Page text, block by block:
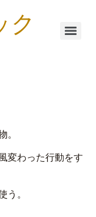
ク
変わった行動をす
。